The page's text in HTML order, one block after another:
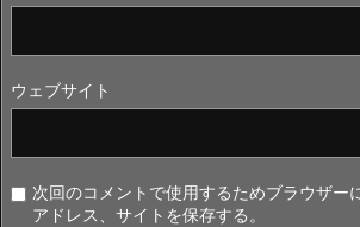
ウェブサイト
次回のコメントで使用するためブラウザー
アドレス、サイトを保存する。